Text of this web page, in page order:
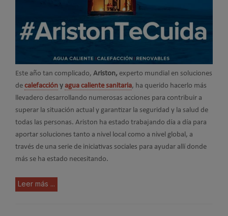
Este año tan complicado, Ariston, experto mundial en soluciones
de calefacción y agua caliente sanitaria, ha querido hacerlo más
llevadero desarrollando numerosas acciones para contribuir a
superar la situación actual y garantizar la seguridad y la salud de
todas las personas. Ariston ha estado trabajando día a día para
aportar soluciones tanto a nivel local como a nivel global, a
través de una serie de iniciativas sociales para ayudar allí donde
más se ha estado necesitando.
Leer más ...